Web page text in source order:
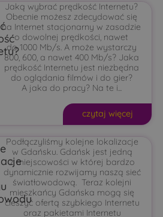
Jaką wybrać prędkość Internetu?
Obecnie możesz zdecydować się
na Internet stacjonarny w zasadzie
o dowolnej prędkości, nawet
do 1000 Mb/s. A może wystarczy
800, 600, a nawet 400 Mb/s? Jaka
prędkość Internetu jest niezbędna
do oglądania filmów i do gier?
A jaka do pracy? Na te i...
czytaj więcej
Podłączyliśmy kolejne lokalizacje
w Gdańsku. Gdańsk jest jedną
z miejscowości w której bardzo
dynamicznie rozwijamy naszą sieć
światłowodową. Teraz kolejni
mieszkańcy Gdańska mogą się
cieszyć ofertą szybkiego Internetu
oraz pakietami Internetu